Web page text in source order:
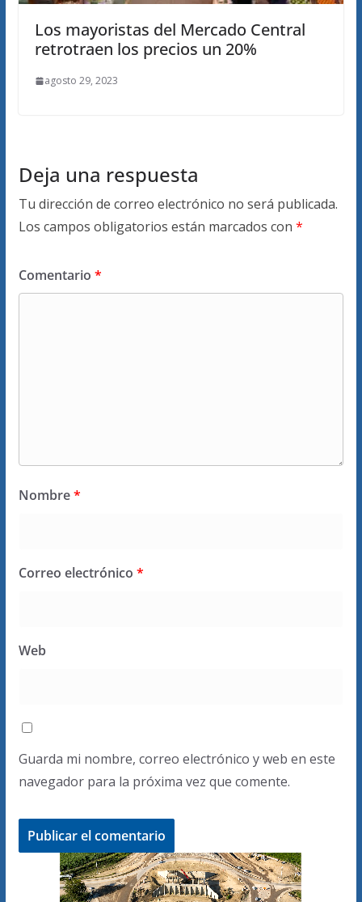
Los mayoristas del Mercado Central
retrotraen los precios un 20%
agosto 29, 2023
Deja una respuesta
Tu dirección de correo electrónico no será publicada.
Los campos obligatorios están marcados con *
Comentario *
Nombre*
Correo electrónico *
Web
Guarda mi nombre, correo electrónico y web en este
navegador para la próxima vez que comente.